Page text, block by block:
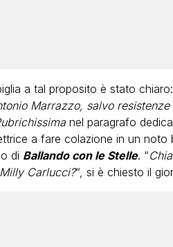
a tal proposito è stato
Marrazzo, salvo resistenze
nel paragrafo
a fare colazione in un noto
di Ballando con le Stelle. “
Carlucci?“, si è chiesto il